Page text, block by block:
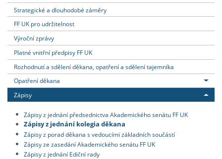
Strategické a dlouhodobé záměry
FF UK pro udržitelnost
Výroční zprávy
Platné vnitřní předpisy FF UK
Rozhodnutí a sdělení děkana, opatření a sdělení tajemníka
Opatření děkana
Zápisy
Zápisy z jednání předsednictva Akademického senátu FF UK
Zápisy z jednání kolegia děkana
Zápisy z porad děkana s vedoucími základních součástí
Zápisy ze zasedání Akademického senátu FF UK
Zápisy z jednání Ediční rady